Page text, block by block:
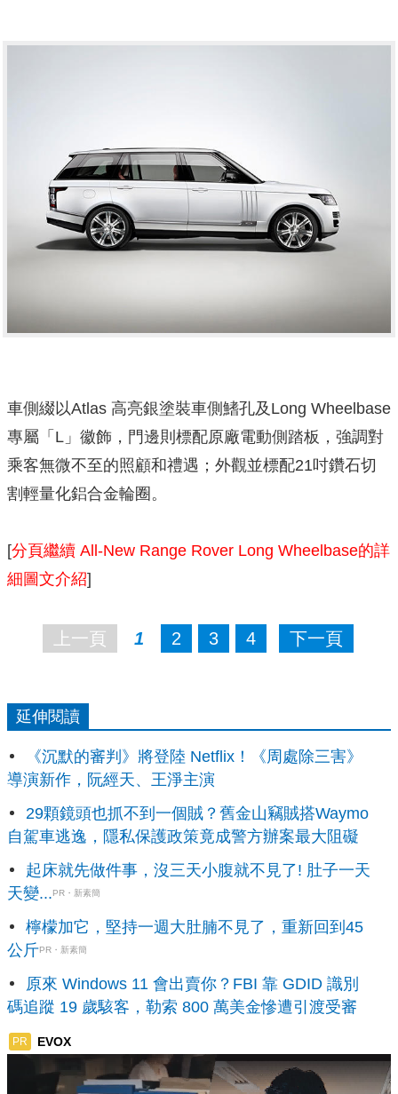
車側綴以Atlas 高亮銀塗裝車側鰭孔及Long Wheelbase
專屬「L」徽飾，門邊則標配原廠電動側踏板，強調對
乘客無微不至的照顧和禮遇；外觀並標配21吋鑽石切
割輕量化鋁合金輪圈。
[分頁繼續 All-New Range Rover Long Wheelbase的詳
細圖文介紹]
上一頁 1 2 3 4 下一頁
延伸閱讀
《沉默的審判》將登陸 Netflix！《周處除三害》
導演新作，阮經天、王淨主演
29顆鏡頭也抓不到一個賊？舊金山竊賊搭Waymo
自駕車逃逸，隱私保護政策竟成警方辦案最大阻礙
起床就先做件事，沒三天小腹就不見了! 肚子一天
天變...PR・新素簡
檸檬加它，堅持一週大肚腩不見了，重新回到45
公斤PR・新素簡
原來 Windows 11 會出賣你？FBI 靠 GDID 識別
碼追蹤 19 歲駭客，勒索 800 萬美金慘遭引渡受審
PR EVOX